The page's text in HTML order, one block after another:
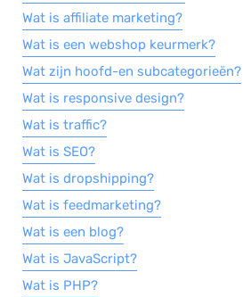
Wat is affiliate marketing?
Wat is een webshop keurmerk?
Wat zijn hoofd-en subcategorieën?
Wat is responsive design?
Wat is traffic?
Wat is SEO?
Wat is dropshipping?
Wat is feedmarketing?
Wat is een blog?
Wat is JavaScript?
Wat is PHP?